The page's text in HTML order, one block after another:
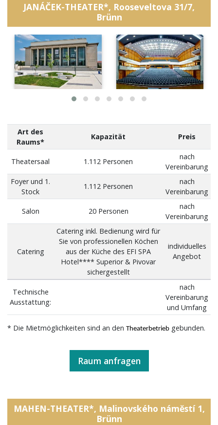
JANÁČEK-THEATER*, Rooseveltova 31/7,
Brünn
Art des
Raums*
Kapazität Preis
Theatersaal 1.112 Personen
nach
Vereinbarung
Foyer und 1.
Stock
1.112 Personen
nach
Vereinbarung
Salon 20 Personen
nach
Vereinbarung
Catering
Catering inkl. Bedienung wird für
Sie von professionellen Köchen
aus der Küche des EFI SPA
Hotel**** Superior & Pivovar
sichergestellt
individuelles
Angebot
Technische
Ausstattung:
nach
Vereinbarung
und Umfang
* Die Mietmöglichkeiten sind an den Theaterbetrieb gebunden.
Raum anfragen
MAHEN-THEATER*, Malinovského náměstí 1,
Brünn